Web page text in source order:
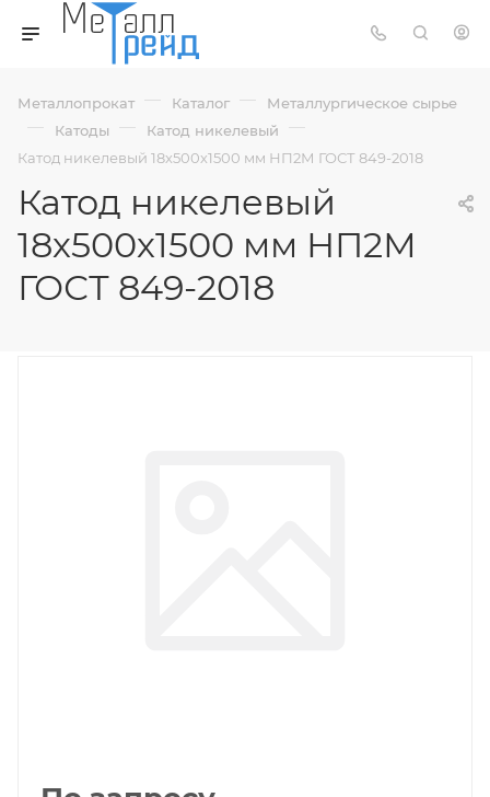
Металлопрокат — Каталог — Металлургическое сырье
— Катоды — Катод никелевый —
Катод никелевый 18х500х1500 мм НП2М ГОСТ 849-2018
Катод никелевый
18х500х1500 мм НП2М
ГОСТ 849-2018